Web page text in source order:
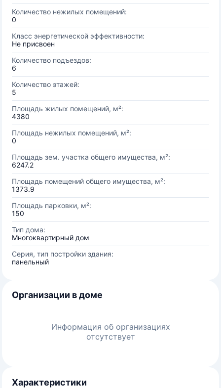
Количество нежилых помещений:
0
Класс энергетической эффективности:
Не присвоен
Количество подъездов:
6
Количество этажей:
5
Площадь жилых помещений, м²:
4380
Площадь нежилых помещений, м²:
0
Площадь зем. участка общего имущества, м²:
6247.2
Площадь помещений общего имущества, м²:
1373.9
Площадь парковки, м²:
150
Тип дома:
Многоквартирный дом
Серия, тип постройки здания:
панельный
Организации в доме
Информация об организациях
отсутствует
Характеристики